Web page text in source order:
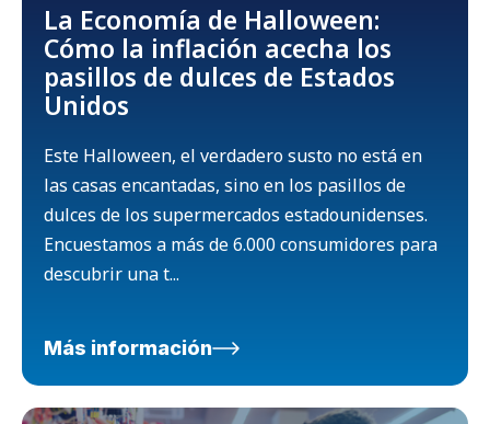
La Economía de Halloween:
Cómo la inflación acecha los
pasillos de dulces de Estados
Unidos
Este Halloween, el verdadero susto no está en
las casas encantadas, sino en los pasillos de
dulces de los supermercados estadounidenses.
Encuestamos a más de 6.000 consumidores para
descubrir una t...
Más información